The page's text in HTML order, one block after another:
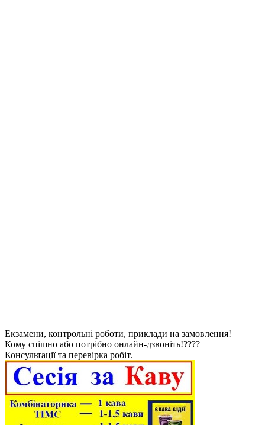
Екзамени, контрольні роботи, приклади на замовлення!
Кому спішно або потрібно онлайн-дзвоніть!????
Консультації та перевірка робіт.